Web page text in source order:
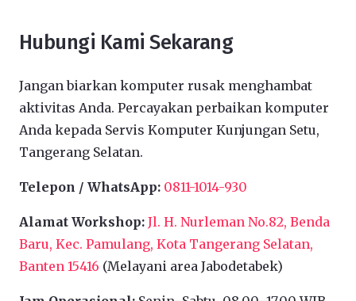
Hubungi Kami Sekarang
Jangan biarkan komputer rusak menghambat
aktivitas Anda. Percayakan perbaikan komputer
Anda kepada Servis Komputer Kunjungan Setu,
Tangerang Selatan.
Telepon / WhatsApp: 0811-1014-930
Alamat Workshop: Jl. H. Nurleman No.82, Benda
Baru, Kec. Pamulang, Kota Tangerang Selatan,
Banten 15416 (Melayani area Jabodetabek)